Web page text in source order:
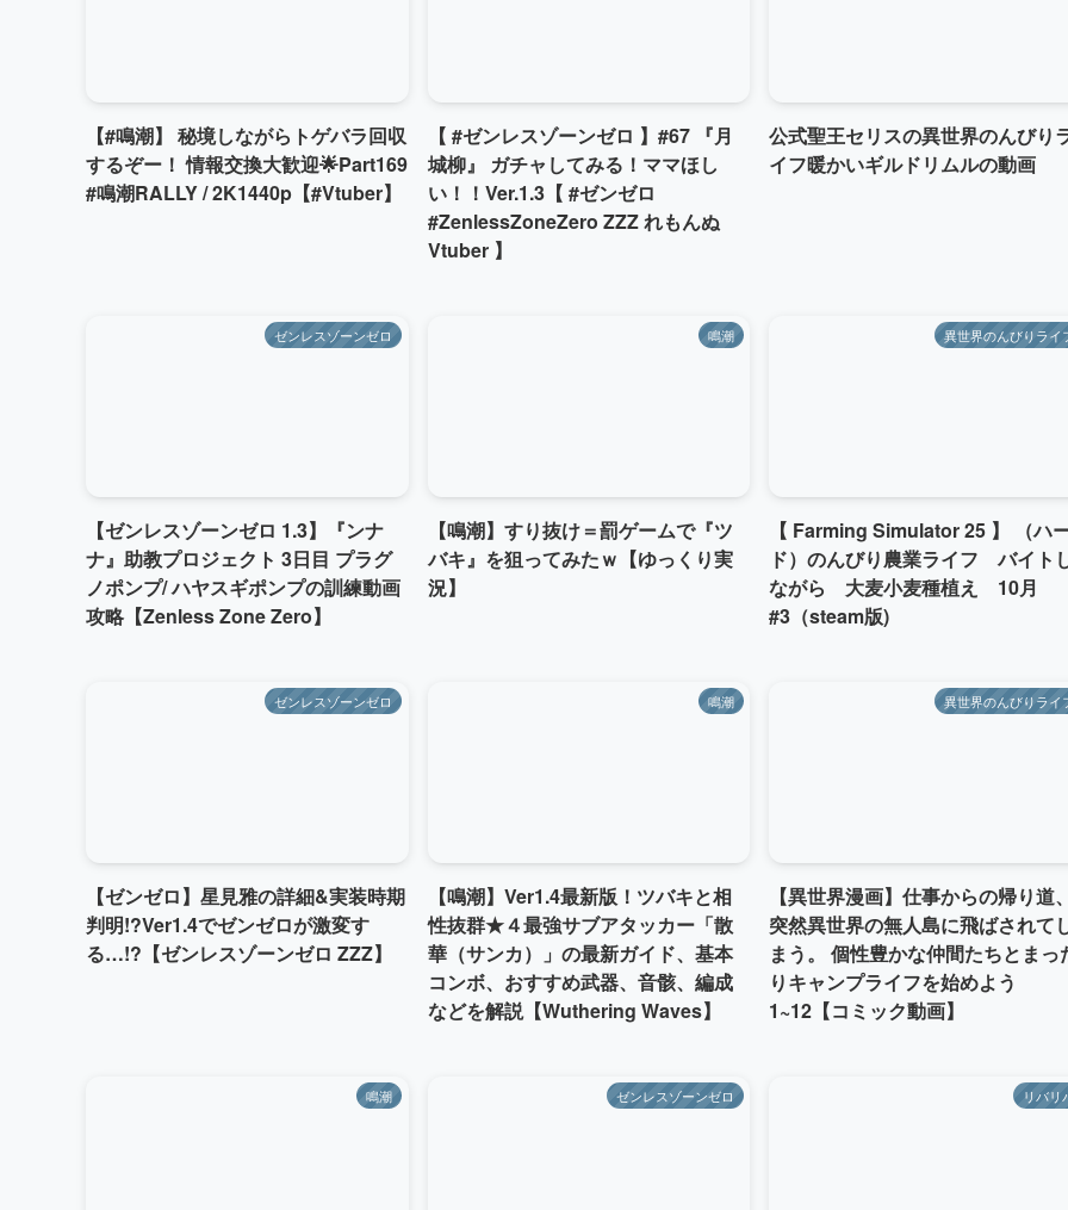
【#鳴潮】 秘境しながらトゲバラ回収
するぞー！ 情報交換大歓迎🌟Part169
#鳴潮RALLY / 2K1440p【#Vtuber】
【 #ゼンレスゾーンゼロ 】#67 『月
城柳』 ガチャしてみる！ママほし
い！！Ver.1.3【 #ゼンゼロ
#ZenlessZoneZero ZZZ れもんぬ
Vtuber 】
公式聖王セリスの異世界のんびり
イフ暖かいギルドリムルの動画
ゼンレスゾーンゼロ
【ゼンレスゾーンゼロ 1.3】『ンナ
ナ』助教プロジェクト 3日目 プラグ
ノポンプ/ ハヤスギポンプの訓練動画
攻略【Zenless Zone Zero】
鳴潮
【鳴潮】すり抜け＝罰ゲームで『ツ
バキ』を狙ってみたｗ【ゆっくり実
況】
異世界のんびりライ
【 Farming Simulator 25 】 （ハ
ド）のんびり農業ライフ バイト
ながら 大麦小麦種植え 10月
#3（steam版)
ゼンレスゾーンゼロ
【ゼンゼロ】星見雅の詳細&実装時期
判明!?Ver1.4でゼンゼロが激変す
る…!?【ゼンレスゾーンゼロ ZZZ】
鳴潮
【鳴潮】Ver1.4最新版！ツバキと相
性抜群★４最強サブアタッカー「散
華（サンカ）」の最新ガイド、基本
コンボ、おすすめ武器、音骸、編成
などを解説【Wuthering Waves】
異世界のんびりライ
【異世界漫画】仕事からの帰り道、
突然異世界の無人島に飛ばされて
まう。 個性豊かな仲間たちとまっ
りキャンプライフを始めよう
1~12【コミック動画】
鳴潮 ゼンレスゾーンゼロ リバリ